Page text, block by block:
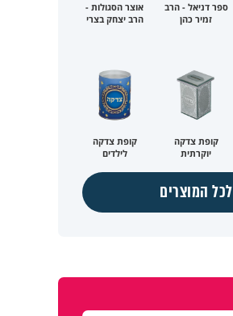
ספר דניאל - הרב
זמיר כהן
אוצר הסגולות -
הרב יצחק בצרי
קופת צדקה
יוקרתית
קופת צדקה
לילדים
לכל המוצרים